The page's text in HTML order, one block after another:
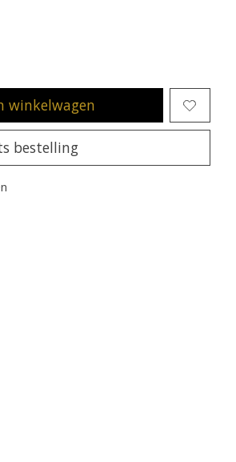
winkelwagen
bestelling